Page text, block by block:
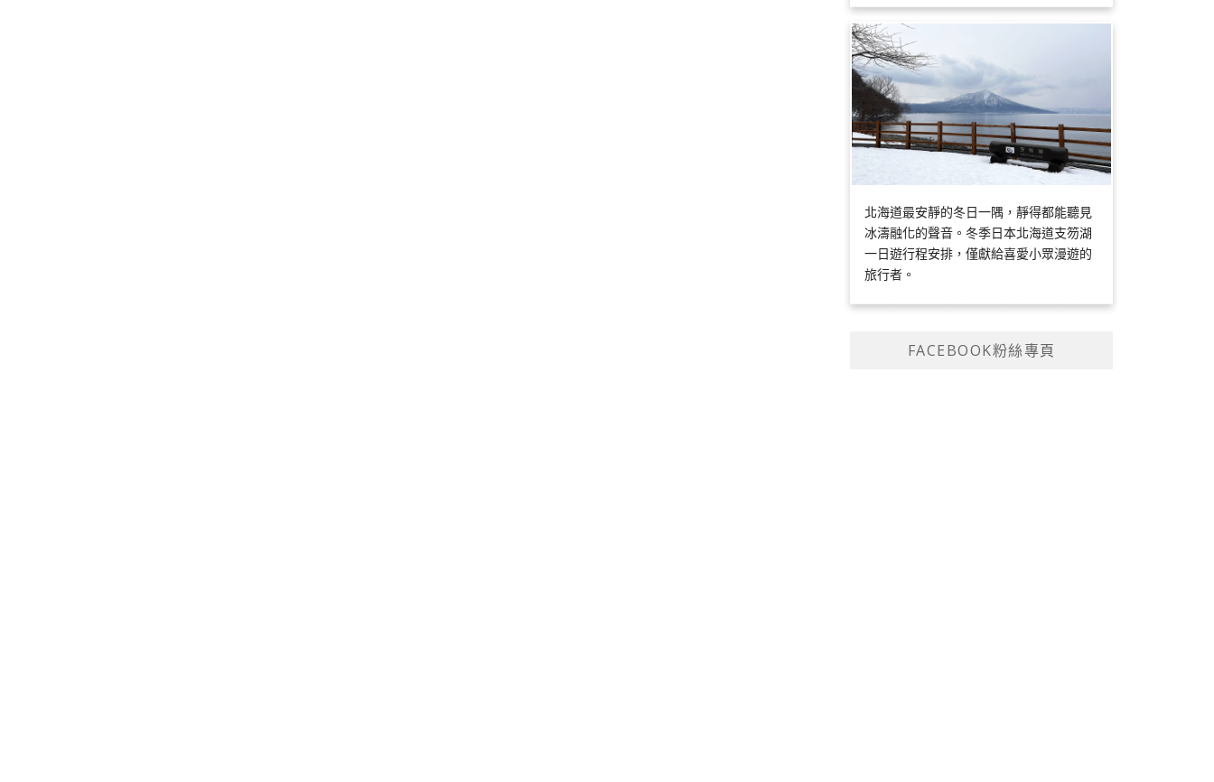
北海道最安靜的冬日一隅，靜得都能聽見
冰濤融化的聲音。冬季日本北海道支笏湖
一日遊行程安排，僅獻給喜愛小眾漫遊的
旅行者。
FACEBOOK粉絲專頁